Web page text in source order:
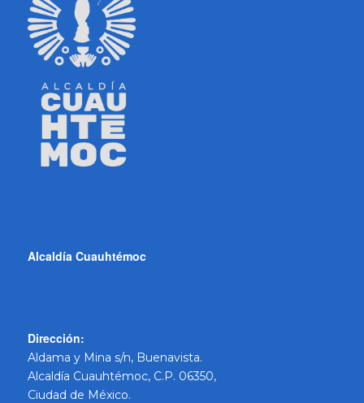
Alcaldía Cuauhtémoc
Dirección:
Aldama y Mina s/n, Buenavista.
Alcaldía Cuauhtémoc, C.P. 06350,
Ciudad de México.